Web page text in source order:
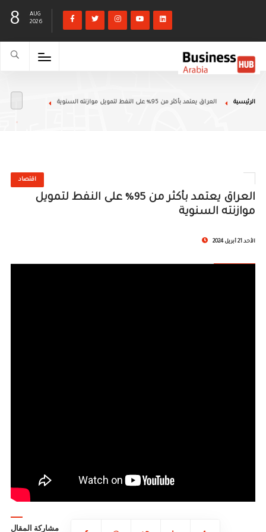
8
AUG
2026
الرئيسية العراق يعتمد بأكثر من 95% على النفط لتمويل موازنته السنوية
اقتصاد
العراق يعتمد بأكثر من 95% على النفط لتمويل
موازنته السنوية
الأحد 21 أبريل 2024
مشاركة المقال